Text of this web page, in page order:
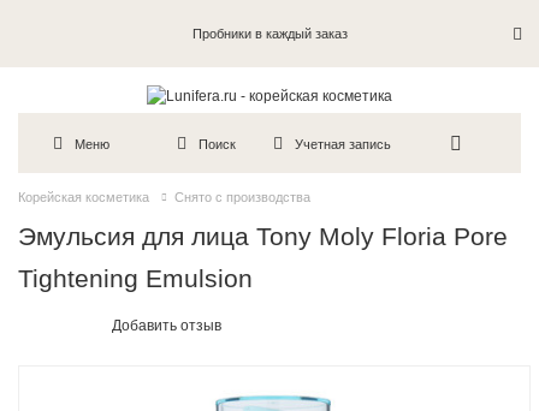
Пробники в каждый заказ
Меню Поиск Учетная запись
Корейская косметика Снято с производства
Эмульсия для лица Tony Moly Floria Pore
Tightening Emulsion
Добавить отзыв